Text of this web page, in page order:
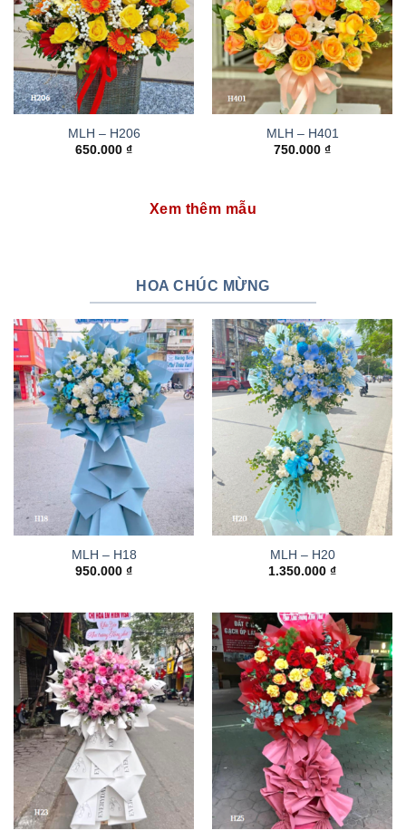
MLH – H206
650.000 ₫
MLH – H401
750.000 ₫
Xem thêm mẫu
HOA CHÚC MỪNG
MLH – H18
950.000 ₫
MLH – H20
1.350.000 ₫